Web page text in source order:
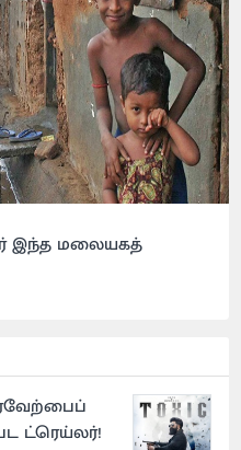
இந்த மலையகத்
ட்ரெய்லர்!